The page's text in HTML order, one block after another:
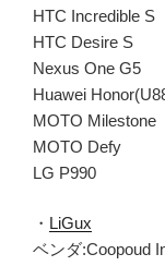
HTC Incredible S
HTC Desire S
Nexus One G5
Huawei
MOTO Milestone
MOTO Defy
LG P990
・ LiGux
ベンダ:Coopoud